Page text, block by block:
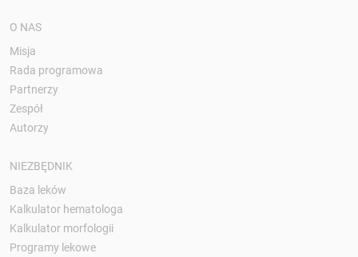
O NAS
Misja
Rada programowa
Partnerzy
Zespół
Autorzy
NIEZBĘDNIK
Baza leków
Kalkulator hematologa
Kalkulator morfologii
Programy lekowe